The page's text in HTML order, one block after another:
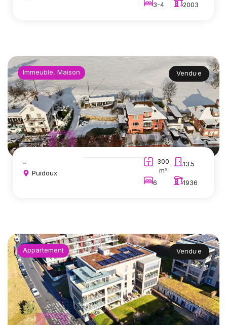
3-4 2003
Immeuble, Maison Vendu·e
-
Puidoux
300
m²
13.5
6 1936
Appartement Vendu·e